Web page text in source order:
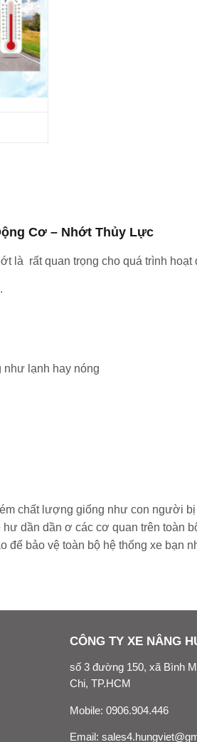
Cơ – Nhớt Thủy Lực
là rất quan trọng cho quá trình hoạt
như lạnh hay nóng
chất lượng giống như con người
dần dần ơ các cơ quan trên toàn
bảo vệ toàn bộ hệ thống xe bạn
CÔNG TY XE NÂNG
số 3 đường 150, xã Bình
Chi, TP.HCM
Mobile: 0906.904.446
Email: